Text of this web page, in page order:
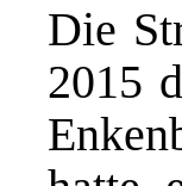
Die
2015